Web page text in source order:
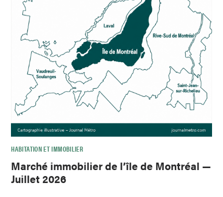
HABITATION ET IMMOBILIER
Marché immobilier de l’île de Montréal —
Juillet 2026